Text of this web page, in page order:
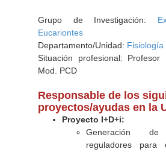
Grupo de Investigación:
Eucariontes
Departamento/Unidad: Fisiología
Situación profesional:
Mod. PCD
Responsable de los
proyectos/ayudas en la
Proyecto I+D+i:
Generación
reguladores